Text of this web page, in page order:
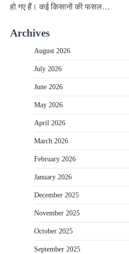
हो गए हैं। कई किसानाें की फसल…
Archives
August 2026
July 2026
June 2026
May 2026
April 2026
March 2026
February 2026
January 2026
December 2025
November 2025
October 2025
September 2025